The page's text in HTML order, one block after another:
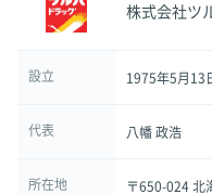
株式会社ツ
設立 1975年5月13
代表 八幡 政浩
所在地 〒650-024 北